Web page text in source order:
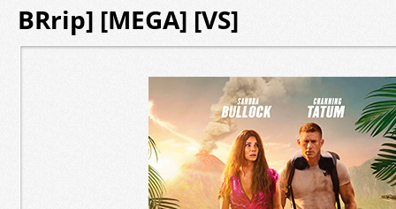
BRrip] [MEGA] [VS]